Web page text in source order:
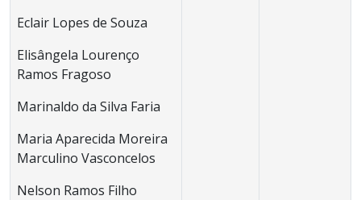
Eclair Lopes de Souza
Elisângela Lourenço
Ramos Fragoso
Marinaldo da Silva Faria
Maria Aparecida Moreira
Marculino Vasconcelos
Nelson Ramos Filho